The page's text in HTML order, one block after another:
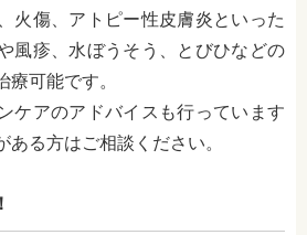
火傷、アトピー性皮膚炎といった
風疹、水ぼうそう、とびひなどの
可能です。
ケアのアドバイスも行っています
る方はご相談ください。